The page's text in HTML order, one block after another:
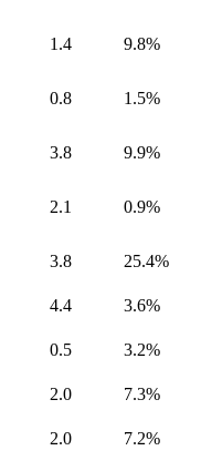
1.4
9.8%
0.8 1.5%
3.8
9.9%
2.1 0.9%
3.8
25.4%
4.4
3.6%
0.5
3.2%
2.0
7.3%
2.0
7.2%